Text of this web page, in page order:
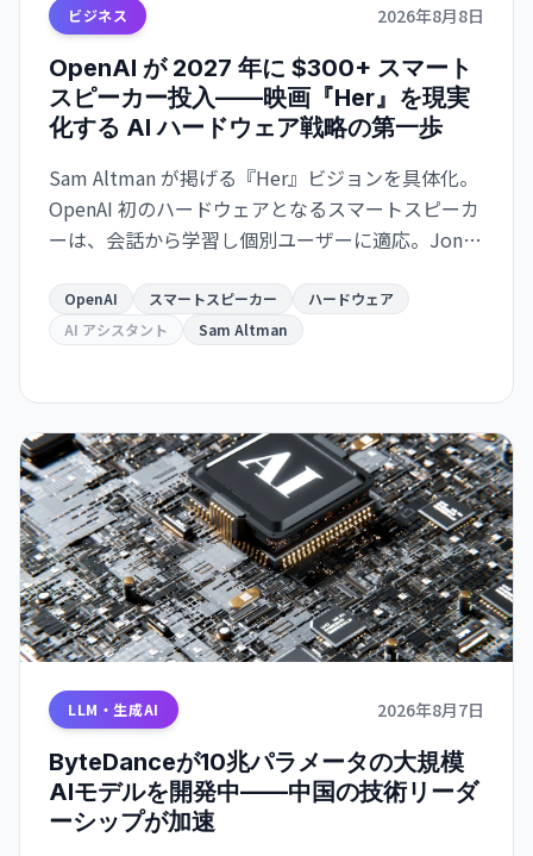
ビジネス 2026年8月8日
OpenAI が 2027 年に $300+ スマート
スピーカー投入——映画『Her』を現実
化する AI ハードウェア戦略の第一歩
Sam Altman が掲げる『Her』ビジョンを具体化。
OpenAI 初のハードウェアとなるスマートスピーカ
ーは、会話から学習し個別ユーザーに適応。Jony
OpenAI スマートスピーカー
ハードウェア
AI アシスタント
Sam Altman
LLM・生成AI 2026年8月7日
ByteDanceが10兆パラメータの大規模
AIモデルを開発中——中国の技術リーダ
ーシップが加速